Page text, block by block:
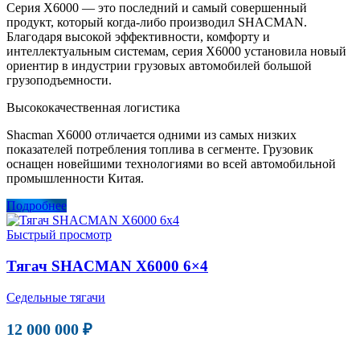
Серия X6000 — это последний и самый совершенный
продукт, который когда-либо производил SHACMAN.
Благодаря высокой эффективности, комфорту и
интеллектуальным системам, серия X6000 установила новый
ориентир в индустрии грузовых автомобилей большой
грузоподъемности.
Высококачественная логистика
Shacman X6000 отличается одними из самых низких
показателей потребления топлива в сегменте. Грузовик
оснащен новейшими технологиями во всей автомобильной
промышленности Китая.
Подробнее
Быстрый просмотр
Тягач SHACMAN X6000 6×4
Седельные тягачи
12 000 000 ₽